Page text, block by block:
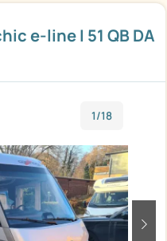
e-line I 51 QB DA
1/18